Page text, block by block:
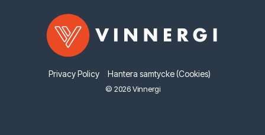
Privacy Policy Hantera samtycke (Cookies)
© 2026 Vinnergi